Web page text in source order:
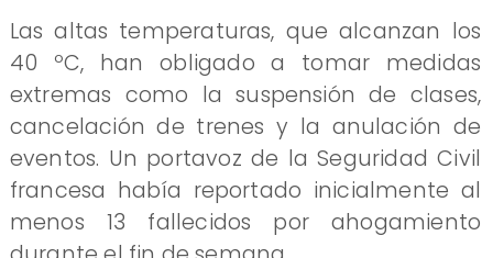
Las altas temperaturas, que alcanzan los
40 ºC, han obligado a tomar medidas
extremas como la suspensión de clases,
cancelación de trenes y la anulación de
eventos. Un portavoz de la Seguridad Civil
francesa había reportado inicialmente al
menos 13 fallecidos por ahogamiento